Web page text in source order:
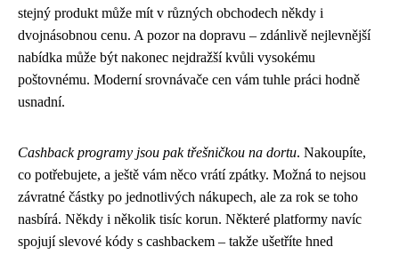
stejný produkt může mít v různých obchodech někdy i
dvojnásobnou cenu. A pozor na dopravu – zdánlivě nejlevnější
nabídka může být nakonec nejdražší kvůli vysokému
poštovnému. Moderní srovnávače cen vám tuhle práci hodně
usnadní.
Cashback programy jsou pak třešničkou na dortu. Nakoupíte,
co potřebujete, a ještě vám něco vrátí zpátky. Možná to nejsou
závratné částky po jednotlivých nákupech, ale za rok se toho
nasbírá. Někdy i několik tisíc korun. Některé platformy navíc
spojují slevové kódy s cashbackem – takže ušetříte hned